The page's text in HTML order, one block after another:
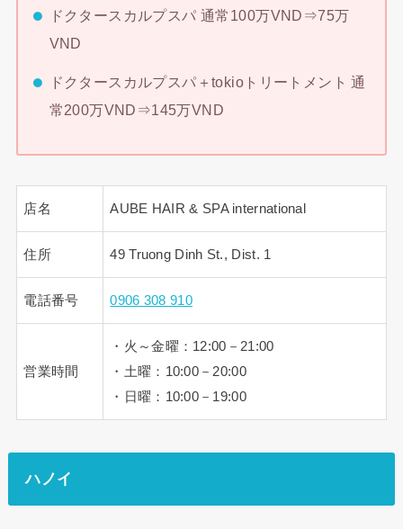
ドクタースカルプスパ 通常100万VND⇒75万
VND
ドクタースカルプスパ＋tokioトリートメント 通
常200万VND⇒145万VND
店名 AUBE HAIR & SPA international
住所 49 Truong Dinh St., Dist. 1
電話番号 0906 308 910
営業時間
・火～金曜：12:00－21:00
・土曜：10:00－20:00
・日曜：10:00－19:00
ハノイ